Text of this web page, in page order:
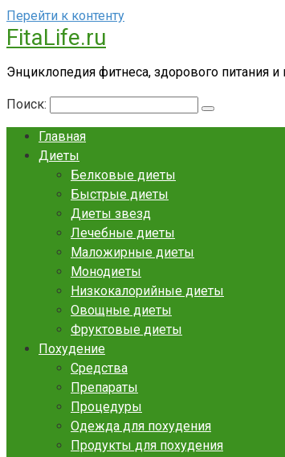
Перейти к контенту
FitaLife.ru
Энциклопедия фитнеса, здорового питания и
Поиск:
Главная
Диеты
Белковые диеты
Быстрые диеты
Диеты звезд
Лечебные диеты
Маложирные диеты
Монодиеты
Низкокалорийные диеты
Овощные диеты
Фруктовые диеты
Похудение
Средства
Препараты
Процедуры
Одежда для похудения
Продукты для похудения